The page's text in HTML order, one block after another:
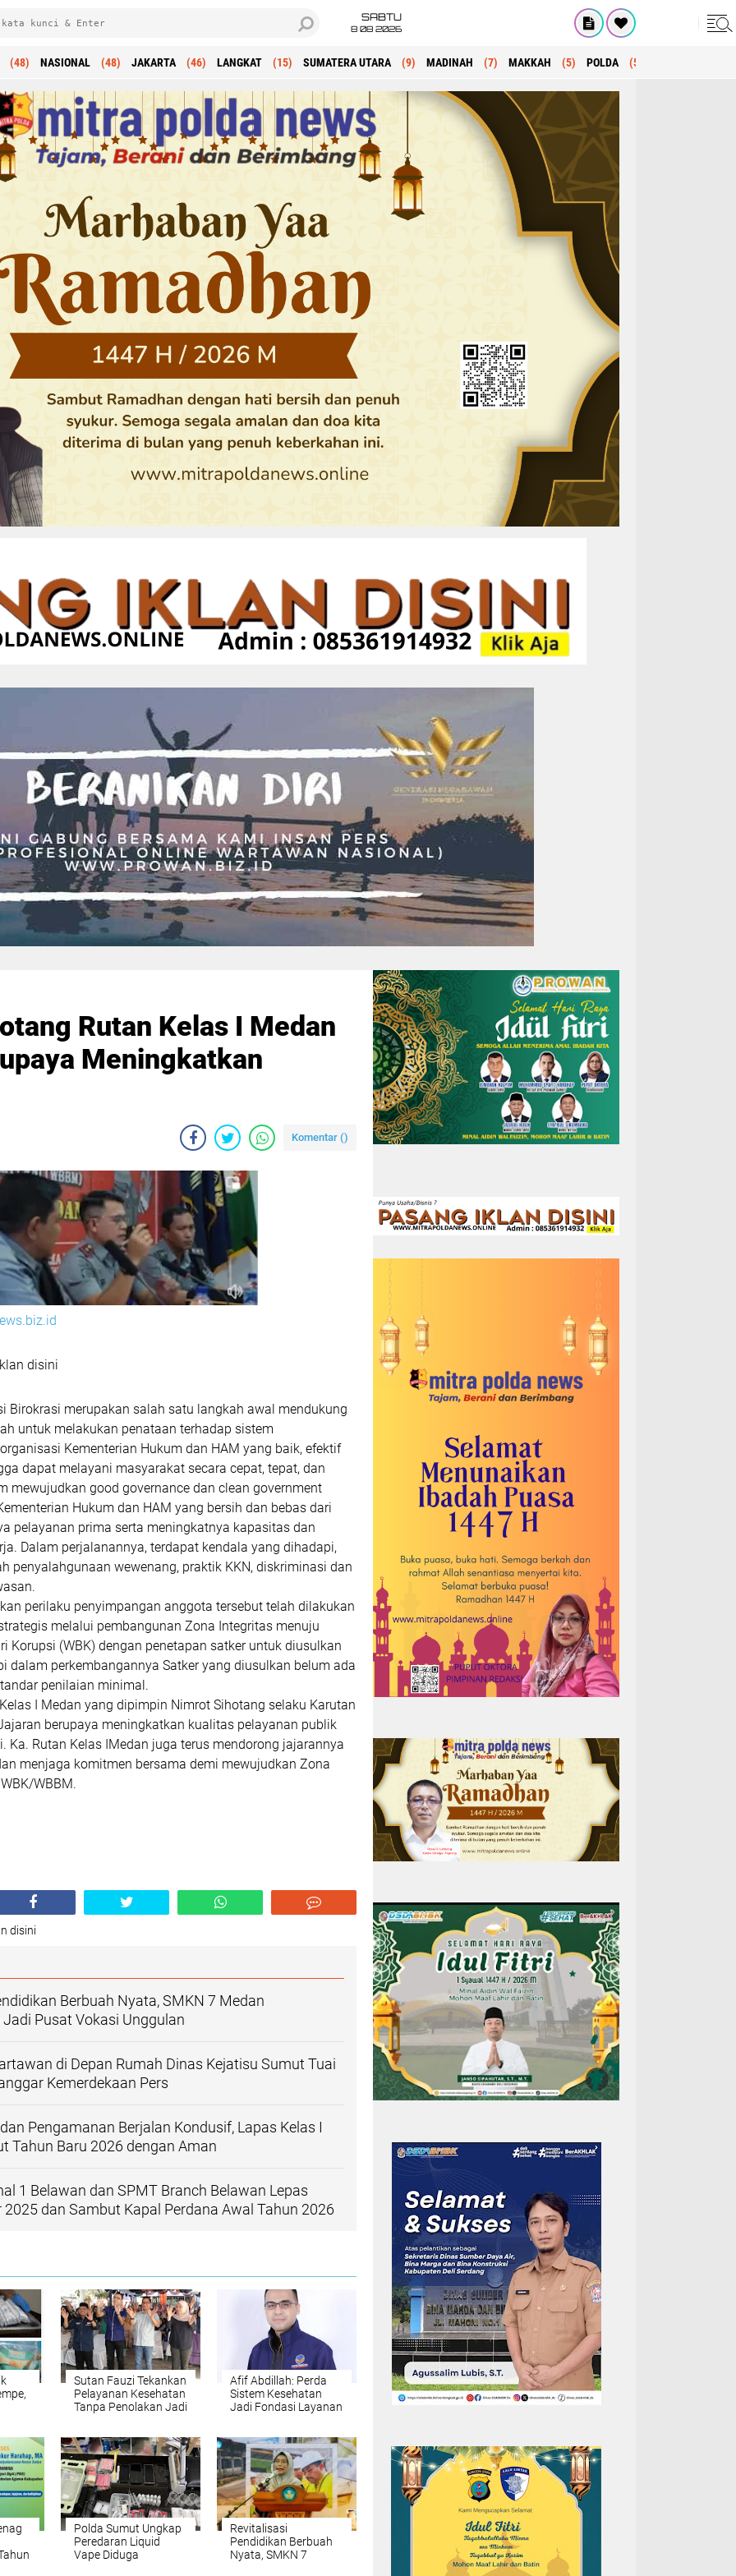
SABTU
8 08 2026
(48) NASIONAL (48) JAKARTA (46) LANGKAT (15) SUMATERA UTARA (9) MADINAH (7) MAKKAH (5) POLDA (5)
Rutan Kelas I Medan
Meningkatkan
Komentar ()
disini
Birokrasi merupakan salah satu langkah awal mendukung
untuk melakukan penataan terhadap sistem
Kementerian Hukum dan HAM yang baik, efektif
dapat melayani masyarakat secara cepat, tepat, dan
mewujudkan good governance dan clean government
Hukum dan HAM yang bersih dan bebas dari
pelayanan prima serta meningkatnya kapasitas dan
Dalam perjalanannya, terdapat kendala yang dihadapi,
penyalahgunaan wewenang, praktik KKN, diskriminasi dan
perilaku penyimpangan anggota tersebut telah dilakukan
melalui pembangunan Zona Integritas menuju
Korupsi (WBK) dengan penetapan satker untuk diusulkan
dalam perkembangannya Satker yang diusulkan belum ada
penilaian minimal.
I Medan yang dipimpin Nimrot Sihotang selaku Karutan
berupaya meningkatkan kualitas pelayanan publik
Ka. Rutan Kelas IMedan juga terus mendorong jajarannya
menjaga komitmen bersama demi mewujudkan Zona
WBBM.
disini
Berbuah Nyata, SMKN 7 Medan
Pusat Vokasi Unggulan
di Depan Rumah Dinas Kejatisu Sumut Tuai
Kemerdekaan Pers
Pengamanan Berjalan Kondusif, Lapas Kelas I
Tahun Baru 2026 dengan Aman
1 Belawan dan SPMT Branch Belawan Lepas
2025 dan Sambut Kapal Perdana Awal Tahun 2026
Sutan Fauzi Tekankan
Pelayanan Kesehatan
Tanpa Penolakan Jadi
Afif Abdillah: Perda
Sistem Kesehatan
Jadi Fondasi Layanan
Polda Sumut Ungkap
Peredaran Liquid
Vape Diduga
Revitalisasi
Pendidikan Berbuah
Nyata, SMKN 7